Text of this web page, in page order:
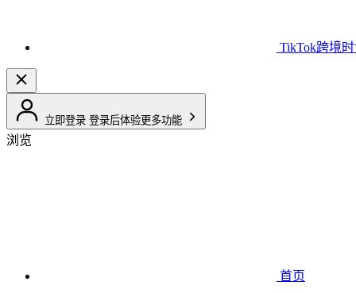
TikTok跨境
立即登录 登录后体验更多功能
浏览
首页